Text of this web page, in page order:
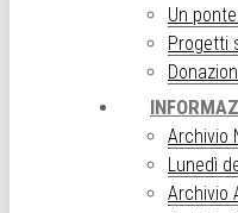
Un
Progetti
Archivio
Lunedì
Archivio